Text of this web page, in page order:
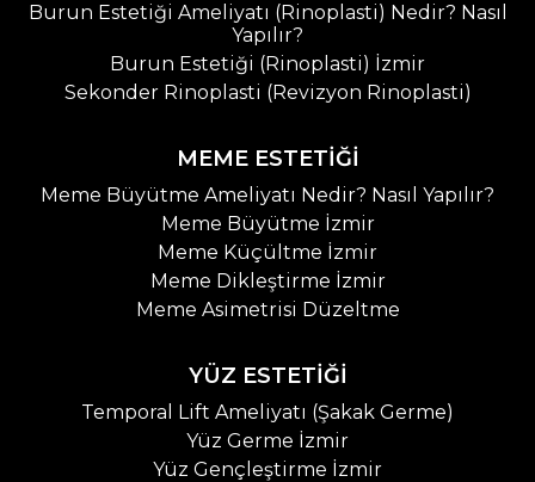
Burun Estetiği Ameliyatı (Rinoplasti) Nedir? Nasıl
Yapılır?
Burun Estetiği (Rinoplasti) İzmir
Sekonder Rinoplasti (Revizyon Rinoplasti)
MEME ESTETİĞİ
Meme Büyütme Ameliyatı Nedir? Nasıl Yapılır?
Meme Büyütme İzmir
Meme Küçültme İzmir
Meme Dikleştirme İzmir
Meme Asimetrisi Düzeltme
YÜZ ESTETİĞİ
Temporal Lift Ameliyatı (Şakak Germe)
Yüz Germe İzmir
Yüz Gençleştirme İzmir